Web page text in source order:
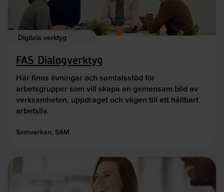
Digitala verktyg
FAS Dialogverktyg
Här finns övningar och samtalsstöd för
arbetsgrupper som vill skapa en gemensam bild av
verksamheten, uppdraget och vägen till ett hållbart
arbetsliv.
Samverkan, SAM